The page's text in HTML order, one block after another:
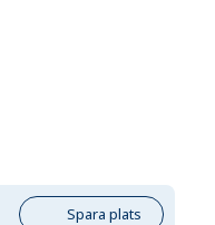
Spara plats